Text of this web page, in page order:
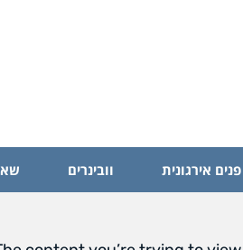
אירגונית וובינרים